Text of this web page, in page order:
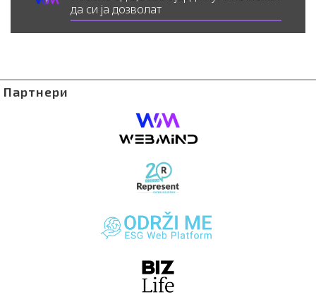
да си ја дозволат
Партнери